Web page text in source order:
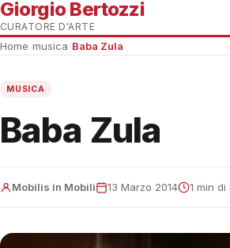
Giorgio Bertozzi
CURATORE D'ARTE
Home musica Baba Zula
MUSICA
Baba Zula
Mobilis in Mobili 13 Marzo 2014 1 min di